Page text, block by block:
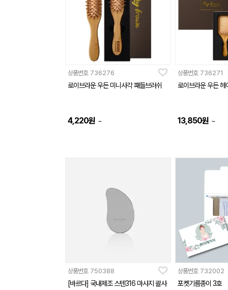
상품번호 736276
로이브라운 우든 미니사각 패들브러쉬
4,220원 ~
상품번호 736271
로이브라운 우든
13,850원 ~
상품번호 750388
[바르다] 국내제조 스텐316 마사지 괄사
상품번호 732002
포켓기름종이 3호